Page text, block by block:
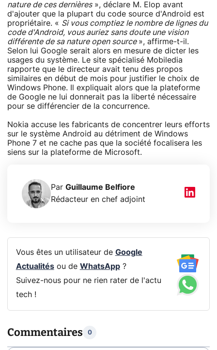
nature de ces dernières», déclare M. Elop avant
d'ajouter que la plupart du code source d'Android est
propriétaire. « Si vous comptiez le nombre de lignes du
code d'Android, vous auriez sans doute une vision
différente de sa nature open source », affirme-t-il.
Selon lui Google serait alors en mesure de dicter les
usages du système. Le site spécialisé Mobiledia
rapporte que le directeur avait tenu des propos
similaires en début de mois pour justifier le choix de
Windows Phone. Il expliquait alors que la plateforme
de Google ne lui donnerait pas la liberté nécessaire
pour se différencier de la concurrence.
Nokia accuse les fabricants de concentrer leurs efforts
sur le système Android au détriment de Windows
Phone 7 et ne cache pas que la société focalisera les
siens sur la plateforme de Microsoft.
Par Guillaume Belfiore
Rédacteur en chef adjoint
Vous êtes un utilisateur de Google
Actualitésou de WhatsApp?
Suivez-nous pour ne rien rater de l'actu
tech !
Commentaires 0